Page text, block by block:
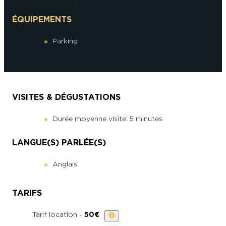
ÉQUIPEMENTS
Parking
VISITES & DÉGUSTATIONS
Durée moyenne visite: 5 minutes
LANGUE(S) PARLÉE(S)
Anglais
TARIFS
Tarif location - 50€